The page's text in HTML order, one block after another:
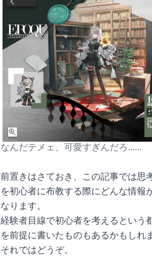
なんだテメェ、可愛すぎんだろ……
前置きはさておき、この記事では思
を初心者に布教する際にどんな情報
なります。
経験者目線で初心者を考えるという
を前提に書いたものもあるかもしれ
それではどうぞ。